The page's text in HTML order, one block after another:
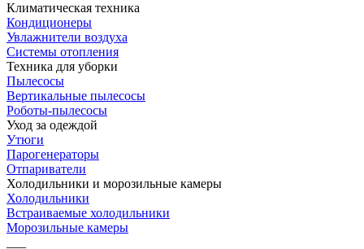
Климатическая техника
Кондиционеры
Увлажнители воздуха
Системы отопления
Техника для уборки
Пылесосы
Вертикальные пылесосы
Роботы-пылесосы
Уход за одеждой
Утюги
Парогенераторы
Отпариватели
Холодильники и морозильные камеры
Холодильники
Встраиваемые холодильники
Морозильные камеры